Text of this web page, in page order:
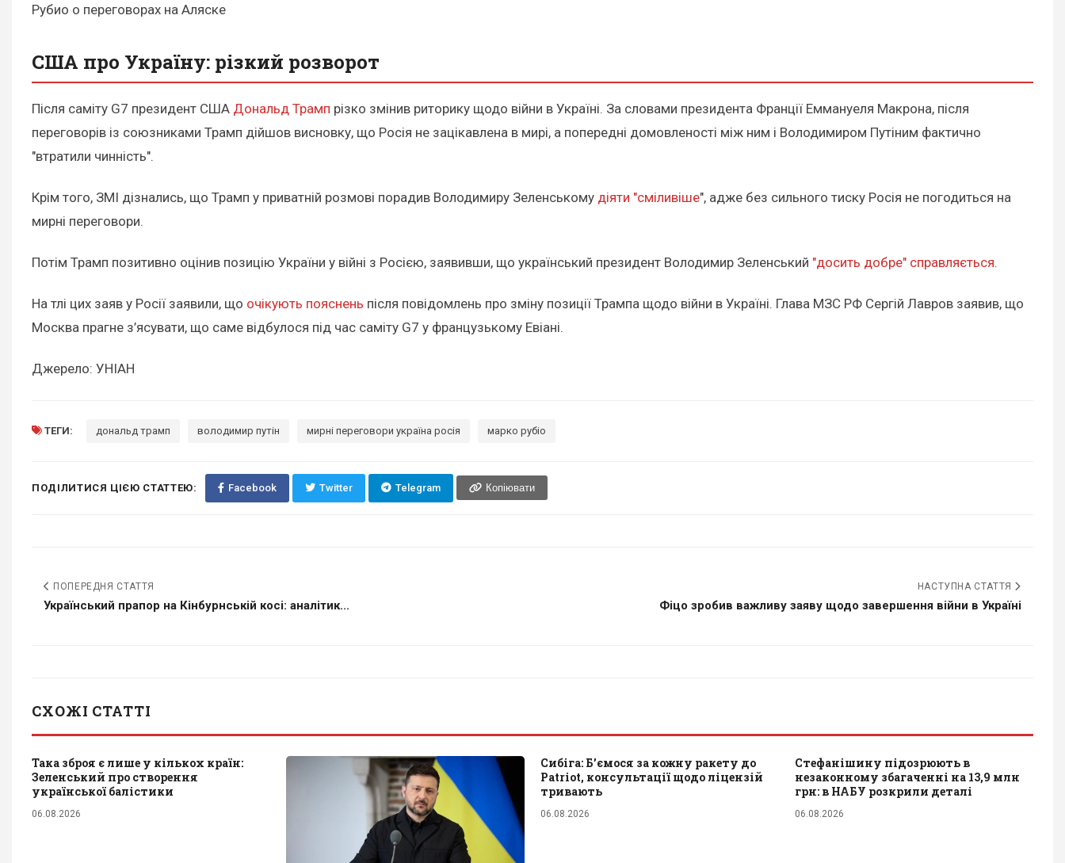
Рубио о переговорах на Аляске
США про Україну: різкий розворот
Після саміту G7 президент США Дональд Трамп різко змінив риторику щодо війни в Україні. За словами президента Франції Еммануеля Макрона, після
переговорів із союзниками Трамп дійшов висновку, що Росія не зацікавлена в мирі, а попередні домовленості між ним і Володимиром Путіним фактично
"втратили чинність".
Крім того, ЗМІ дізнались, що Трамп у приватній розмові порадив Володимиру Зеленському діяти "сміливіше", адже без сильного тиску Росія не погодиться на
мирні переговори.
Потім Трамп позитивно оцінив позицію України у війні з Росією, заявивши, що український президент Володимир Зеленський "досить добре" справляється.
На тлі цих заяв у Росії заявили, що очікують пояснень після повідомлень про зміну позиції Трампа щодо війни в Україні. Глава МЗС РФ Сергій Лавров заявив, що
Москва прагне з’ясувати, що саме відбулося під час саміту G7 у французькому Евіані.
Джерело: УНІАН
ТЕГИ: дональд трамп володимир путін мирні переговори україна росія марко рубіо
ПОДІЛИТИСЯ ЦІЄЮ СТАТТЕЮ: Facebook Twitter Telegram Копіювати
ПОПЕРЕДНЯ СТАТТЯ
Український прапор на Кінбурнській косі: аналітик...
НАСТУПНА СТАТТЯ
Фіцо зробив важливу заяву щодо завершення війни в Україні
СХОЖІ СТАТТІ
Така зброя є лише у кількох країн:
Зеленський про створення
української балістики
06.08.2026
Сибіга: Б’ємося за кожну ракету до
Patriot, консультації щодо ліцензій
тривають
06.08.2026
Стефанішину підозрюють в
незаконному збагаченні на 13,9 млн
грн: в НАБУ розкрили деталі
06.08.2026